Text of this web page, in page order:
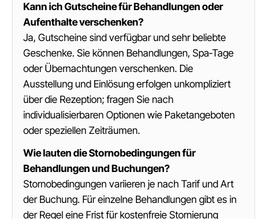
Kann ich Gutscheine für Behandlungen oder
Aufenthalte verschenken?
Ja, Gutscheine sind verfügbar und sehr beliebte
Geschenke. Sie können Behandlungen, Spa‑Tage
oder Übernachtungen verschenken. Die
Ausstellung und Einlösung erfolgen unkompliziert
über die Rezeption; fragen Sie nach
individualisierbaren Optionen wie Paketangeboten
oder speziellen Zeiträumen.
Wie lauten die Stornobedingungen für
Behandlungen und Buchungen?
Stornobedingungen variieren je nach Tarif und Art
der Buchung. Für einzelne Behandlungen gibt es in
der Regel eine Frist für kostenfreie Stornierung